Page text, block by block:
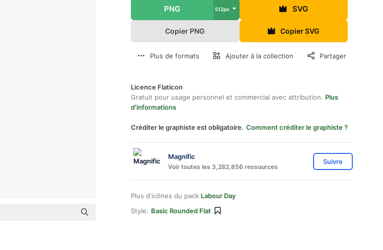
PNG 512px SVG
Copier PNG Copier SVG
Plus de formats Ajouter à la collection Partager
Licence Flaticon
Gratuit pour usage personnel et commercial avec attribution. Plus
d'informations
Créditer le graphiste est obligatoire. Comment créditer le graphiste ?
Magnific
Voir toutes les 3,282,856 ressources
Suivre
Plus d'icônes du pack Labour Day
Style: Basic Rounded Flat